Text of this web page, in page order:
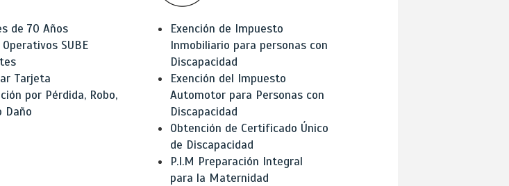
de 70 Años
SUBE
Tarjeta
por Pérdida, Robo,
Daño
Exención de Impuesto
Inmobiliario para personas con
Discapacidad
Exención del Impuesto
Automotor para Personas con
Discapacidad
Obtención de Certificado Único
de Discapacidad
P.I.M Preparación Integral
para la Maternidad